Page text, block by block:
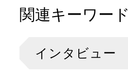
関連キーワード
インタビュー